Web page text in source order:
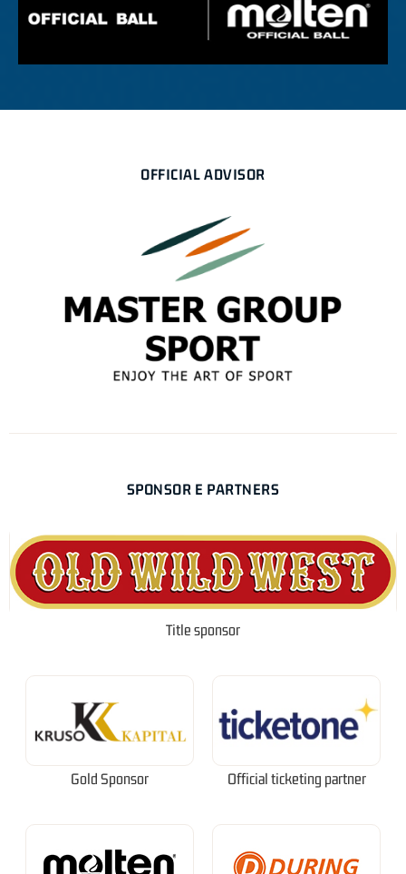
OFFICIAL ADVISOR
SPONSOR E PARTNERS
Title sponsor
Gold Sponsor Official ticketing partner